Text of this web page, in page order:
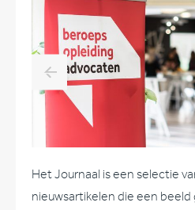
Het Journaal is een selectie
nieuwsartikelen die een beeld